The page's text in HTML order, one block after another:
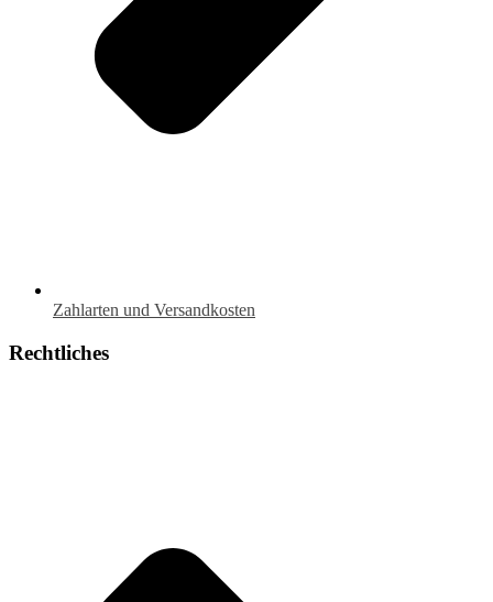
Zahlarten und Versandkosten
Rechtliches